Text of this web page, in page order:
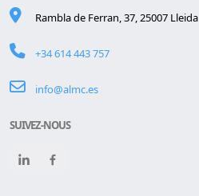
Rambla de Ferran, 37, 25007 Lleida
+34 614 443 757
info@almc.es
SUIVEZ-NOUS